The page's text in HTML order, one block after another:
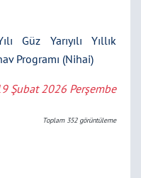
Güz Yarıyılı Yıllık
Programı (Nihai)
Şubat 2026 Perşembe
Toplam 352görüntüleme